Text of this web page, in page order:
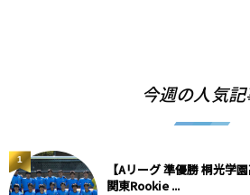
今週の人気
【Aリーグ 準優勝 桐光学
関東Rookie ...
1